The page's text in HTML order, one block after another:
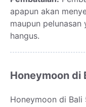
apapun akan
maupun
hangus.
Honeymoon di
Honeymoon di Bali